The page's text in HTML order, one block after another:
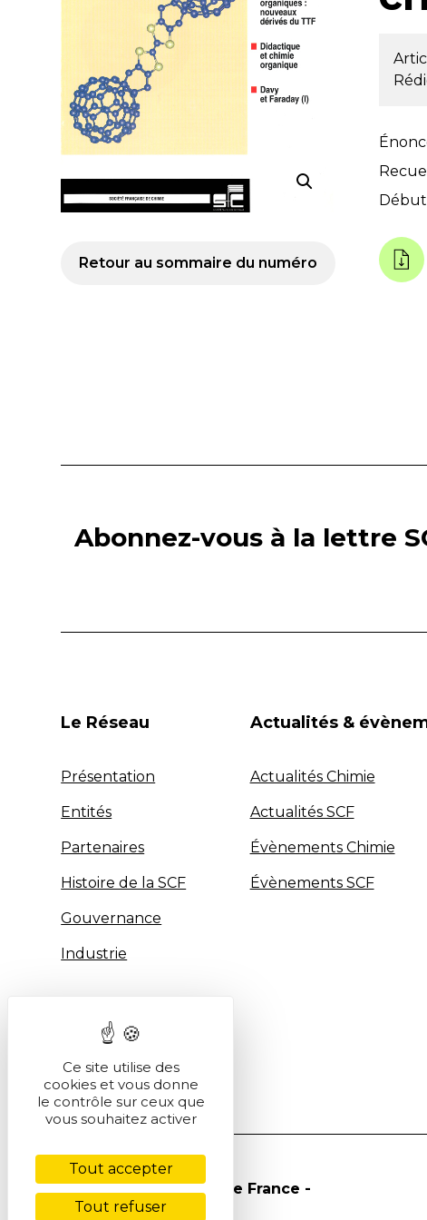
Retour au sommaire du numéro
Début
Abonnez-vous à la lettre
Le Réseau
Présentation
Entités
Partenaires
Histoire de la SCF
Gouvernance
Industrie
Actualités &
Actualités Chimie
Actualités SCF
Évènements Chimie
Évènements SCF
© Société Chimique de France -
Ce site utilise des
cookies et vous donne
le contrôle sur ceux que
vous souhaitez activer
Tout accepter
Tout refuser